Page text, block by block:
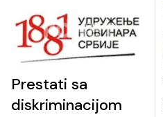
Prestati sa
diskriminacijom